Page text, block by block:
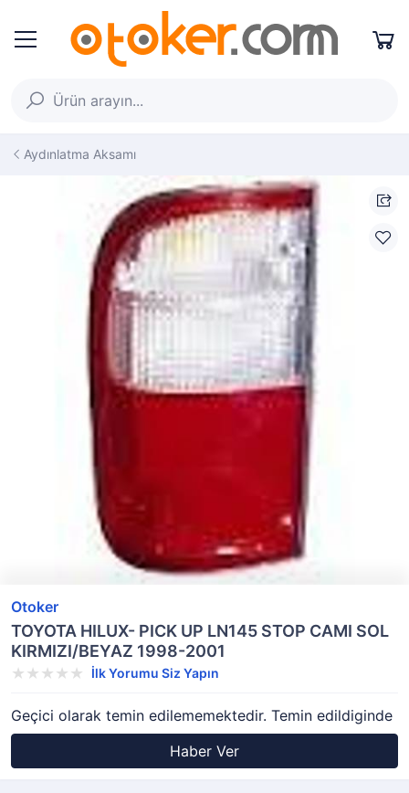
Aydınlatma Aksamı
Otoker
TOYOTA HILUX- PICK UP LN145 STOP CAMI SOL
KIRMIZI/BEYAZ 1998-2001
İlk Yorumu Siz Yapın
Geçici olarak temin edilememektedir. Temin edildiginde
Haber Ver